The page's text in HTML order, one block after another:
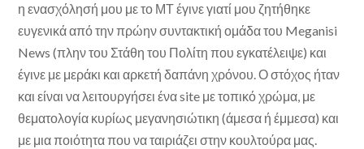
η ενασχόλησή μου με το ΜΤ έγινε γιατί μου ζητήθηκε
ευγενικά από την πρώην συντακτική ομάδα του Meganisi
News (πλην του Στάθη του Πολίτη που εγκατέλειψε) και
έγινε με μεράκι και αρκετή δαπάνη χρόνου. Ο στόχος ήταν
και είναι να λειτουργήσει ένα site με τοπικό χρώμα, με
θεματολογία κυρίως μεγανησιώτικη (άμεσα ή έμμεσα) και
με μια ποιότητα που να ταιριάζει στην κουλτούρα μας.